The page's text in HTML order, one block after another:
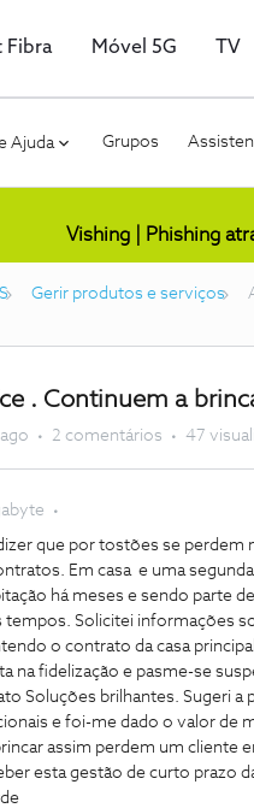
Fibra Móvel 5G TV
Ajuda Grupos
Vishing | Phishing
Gerir produtos e serviços
. Continuem a
2 comentários 47
que por tostões se perdem
Em casa e uma
há meses e sendo parte
Solicitei informações
o contrato da casa
na fidelização e pasme-se
Soluções brilhantes. Sugeri a
e foi-me dado o valor de
assim perdem um cliente
esta gestão de curto prazo